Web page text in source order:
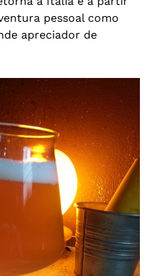
pessoal como
apreciador de